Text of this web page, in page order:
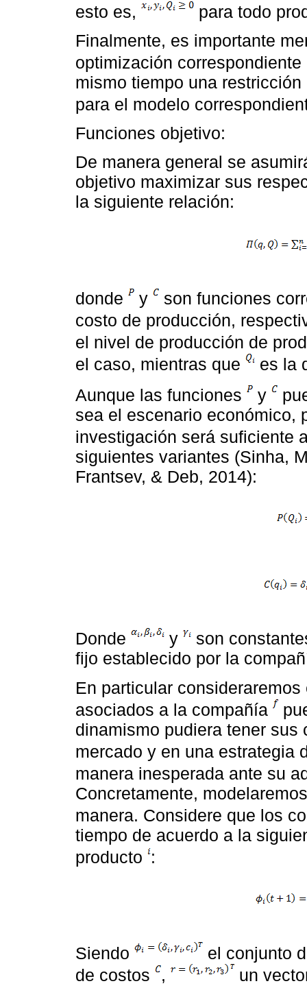
esto es,
para todo
Finalmente, es importante
optimización
mismo tiempo una
para el modelo
Funciones objetivo:
De manera general se
objetivo maximizar sus
la siguiente relación:
donde y
son funciones
costo de producción,
el nivel de producción de
el caso, mientras que
es la
Aunque las funciones
y
sea el escenario económico,
investigación será suficiente
siguientes variantes (Sinha,
Frantsev, & Deb, 2014):
Donde y
son
fijo establecido por la
En particular
asociados a la compañía
dinamismo pudiera tener
mercado y en una estrategia
manera inesperada ante su
Concretamente,
manera. Considere que los
tiempo de acuerdo a la
producto :
Siendo
el conjunto
de costos
,
un